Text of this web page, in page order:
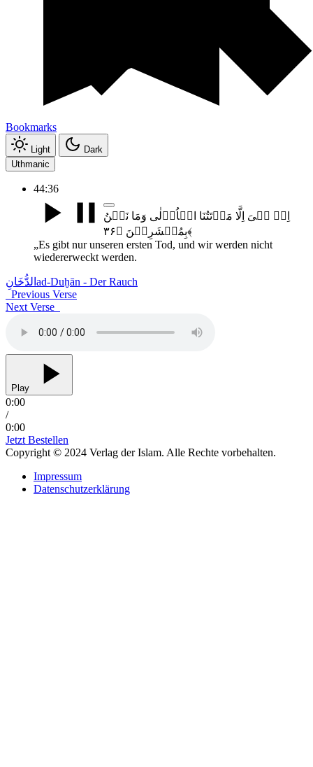
Bookmarks
Light
Dark
Uthmanic
44:36
اِنۡ ہِیَ اِلَّا مَوۡتَتُنَا الۡاُوۡلٰی وَمَا نَحۡنُ
بِمُنۡشَرِیۡنَ ﴿۳۶﴾
„Es gibt nur unseren ersten Tod, und wir werden nicht
wiedererweckt werden.
الدُّخَانِ ad-Duḫān - Der Rauch
Previous Verse
Next Verse
Play
0:00
/
0:00
Jetzt Bestellen
Copyright © 2024 Verlag der Islam. Alle Rechte vorbehalten.
Impressum
Datenschutzerklärung